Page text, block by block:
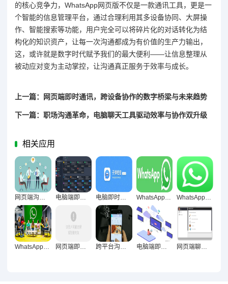
的核心竞争力，WhatsApp网页版不仅是一款通讯工具，更是一
个智能的信息管理平台，通过合理利用其多设备协同、大屏操
作、智能搜索等功能，用户完全可以将碎片化的对话转化为结
构化的知识资产，让每一次沟通都成为有价值的生产力输出，
这，或许就是数字时代赋予我们的最大便利——让信息整理从
被动应对变为主动掌控，让沟通真正服务于效率与成长。
上一篇：网页端即时通讯，跨设备协作的数字桥梁与未来趋势
下一篇：职场沟通革命，电脑聊天工具驱动效率与协作双升级
相关应用
网页端沟通工具效率管理的价值重塑与路径探索 电脑端即时通讯，构建稳定工作节奏的数字化基石 电脑即时通讯，专注利器抑或分心之源？ WhatsApp网页版，多任务办公人群的高效沟通利器与价值解析 WhatsApp网页版为何成为用户长期沟通新宠？